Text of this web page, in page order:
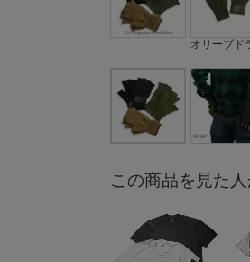
オリーブド
この商品を見た